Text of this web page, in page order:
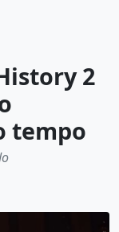
2
tempo